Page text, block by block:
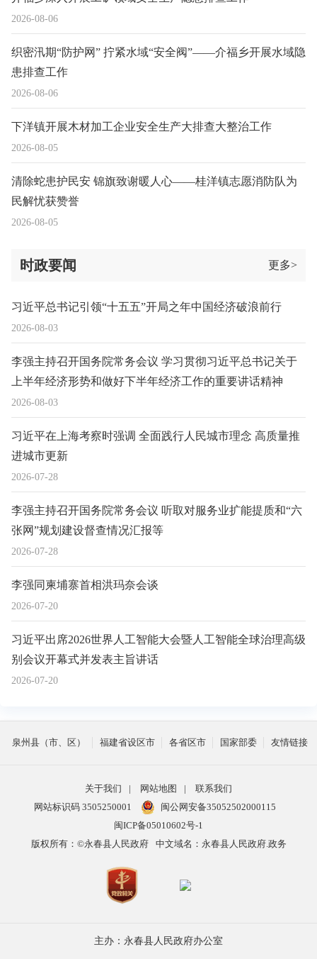
2026-08-06
2026-08-06
织密汛期“防护网” 拧紧水域“安全阀”——介福乡开展水域隐
患排查工作
2026-08-05
下洋镇开展木材加工企业安全生产大排查大整治工作
2026-08-05
清除蛇患护民安 锦旗致谢暖人心——桂洋镇志愿消防队为
民解忧获赞誉
时政要闻 更多>
2026-08-03
习近平总书记引领“十五五”开局之年中国经济破浪前行
2026-08-03
李强主持召开国务院常务会议 学习贯彻习近平总书记关于
上半年经济形势和做好下半年经济工作的重要讲话精神
2026-07-28
习近平在上海考察时强调 全面践行人民城市理念 高质量推
进城市更新
2026-07-28
李强主持召开国务院常务会议 听取对服务业扩能提质和“六
张网”规划建设督查情况汇报等
2026-07-20
李强同柬埔寨首相洪玛奈会谈
2026-07-20
习近平出席2026世界人工智能大会暨人工智能全球治理高级
别会议开幕式并发表主旨讲话
泉州县（市、区） 福建省设区市 各省区市 国家部委 友情链接
关于我们 | 网站地图 |
联系我们
网站标识码 3505250001
闽公网安备35052502000115
闽ICP备05010602号-1
版权所有：©永春县人民政府
中文域名：永春县人民政府.政务
主办：永春县人民政府办公室